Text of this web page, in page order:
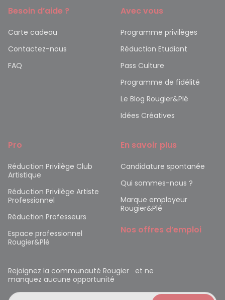
Besoin d’aide ?
Carte cadeau
Contactez-nous
FAQ
Avec vous
Programme privilèges
Réduction Etudiant
Pass Culture
Programme de fidélité
Le Blog Rougier&Plé
Idées Créatives
Pro
Réduction Privilège Club
Artistique
Réduction Privilège Artiste
Professionnel
Réduction Professeurs
Espace professionnel
Rougier&Plé
En savoir plus
Candidature spontanée
Qui sommes-nous ?
Marque employeur
Rougier&Plé
Nos offres d’emploi
Rejoignez la communauté Rougier et ne
manquez aucune opportunité